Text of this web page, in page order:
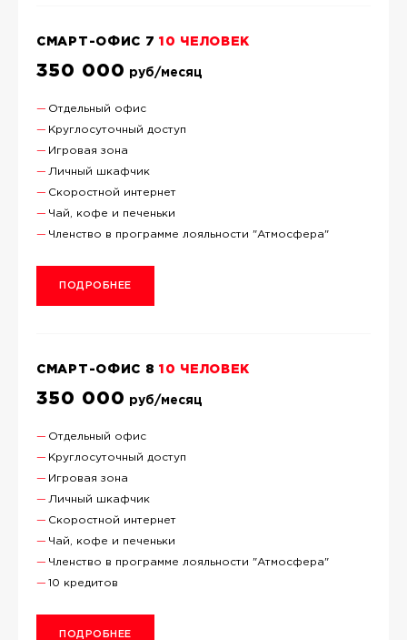
СМАРТ-ОФИС 710 ЧЕЛОВЕК
350 000 руб/месяц
Отдельный офис
Круглосуточный доступ
Игровая зона
Личный шкафчик
Скоростной интернет
Чай, кофе и печеньки
Членство в программе лояльности "Атмосфера"
ПОДРОБНЕЕ
СМАРТ-ОФИС 810 ЧЕЛОВЕК
350 000 руб/месяц
Отдельный офис
Круглосуточный доступ
Игровая зона
Личный шкафчик
Скоростной интернет
Чай, кофе и печеньки
Членство в программе лояльности "Атмосфера"
10 кредитов
ПОДРОБНЕЕ